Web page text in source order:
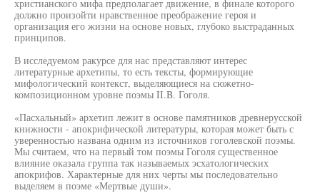
христианского мифа предполагает движение, в финале которого
должно произойти нравственное преображение героя и
организация его жизни на основе новых, глубоко выстраданных
принципов.
В исследуемом ракурсе для нас представляют интерес
литературные архетипы, то есть тексты, формирующие
мифологический контекст, выделяющиеся на сюжетно-
композиционном уровне поэмы II.B. Гоголя.
«Пасхальный» архетип лежит в основе памятников древнерусской
книжности - апокрифической литературы, которая может быть с
уверенностью названа одним из источников гоголевской поэмы.
Мы считаем, что на первый том поэмы Гоголя существенное
влияние оказала группа так называемых эсхатологических
апокрифов. Характерные для них черты мы последовательно
выделяем в поэме «Мертвые души».